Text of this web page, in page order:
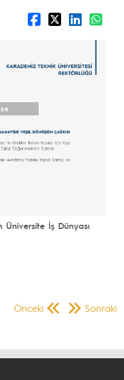
Üniversite İş Dünyası
Önceki Sonraki